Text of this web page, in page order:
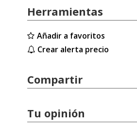
Herramientas
Añadir a favoritos
Crear alerta precio
Compartir
Tu opinión